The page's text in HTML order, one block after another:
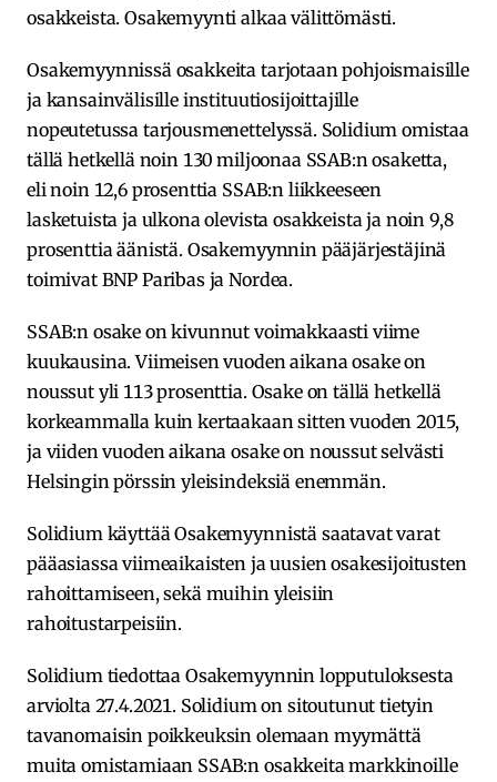
osakkeista. Osakemyynti alkaa välittömästi.
Osakemyynnissä osakkeita tarjotaan pohjoismaisille
ja kansainvälisille instituutiosijoittajille
nopeutetussa tarjousmenettelyssä. Solidium omistaa
tällä hetkellä noin 130 miljoonaa SSAB:n osaketta,
eli noin 12,6 prosenttia SSAB:n liikkeeseen
lasketuista ja ulkona olevista osakkeista ja noin 9,8
prosenttia äänistä. Osakemyynnin pääjärjestäjinä
toimivat BNP Paribas ja Nordea.
SSAB:n osake on kivunnut voimakkaasti viime
kuukausina. Viimeisen vuoden aikana osake on
noussut yli 113 prosenttia. Osake on tällä hetkellä
korkeammalla kuin kertaakaan sitten vuoden 2015,
ja viiden vuoden aikana osake on noussut selvästi
Helsingin pörssin yleisindeksiä enemmän.
Solidium käyttää Osakemyynnistä saatavat varat
pääasiassa viimeaikaisten ja uusien osakesijoitusten
rahoittamiseen, sekä muihin yleisiin
rahoitustarpeisiin.
Solidium tiedottaa Osakemyynnin lopputuloksesta
arviolta 27.4.2021. Solidium on sitoutunut tietyin
tavanomaisin poikkeuksin olemaan myymättä
muita omistamiaan SSAB:n osakkeita markkinoille